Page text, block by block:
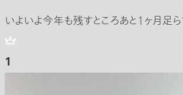
いよいよ今年も残すところあと1ヶ月足
1